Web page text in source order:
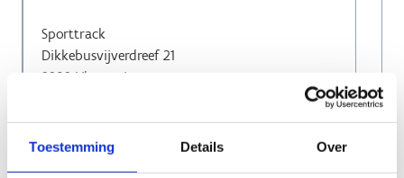
Toestemming Details Over
Sporttrack
Dikkebusvijverdreef 21
8908 Vlamertinge
info@sporttrack.be
www.sporttrack.be